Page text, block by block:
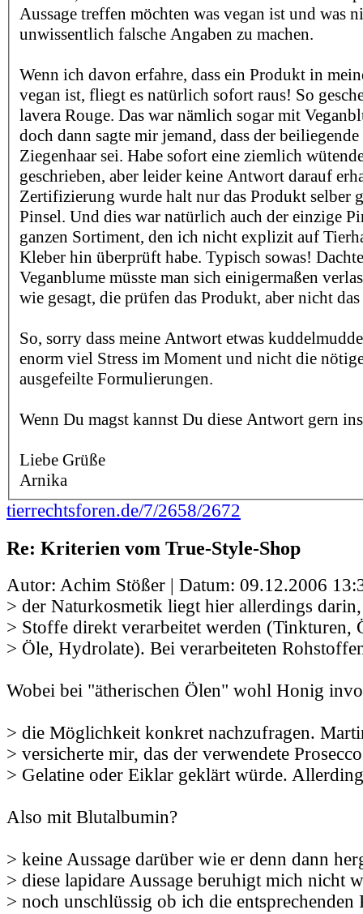
Aussage treffen möchten was vegan ist und was
unwissentlich falsche Angaben zu machen.
Wenn ich davon erfahre, dass ein Produkt in
vegan ist, fliegt es natürlich sofort raus! So
lavera Rouge. Das war nämlich sogar mit
doch dann sagte mir jemand, dass der beiliegende
Ziegenhaar sei. Habe sofort eine ziemlich
geschrieben, aber leider keine Antwort darauf
Zertifizierung wurde halt nur das Produkt selber
Pinsel. Und dies war natürlich auch der einzige
ganzen Sortiment, den ich nicht explizit auf
Kleber hin überprüft habe. Typisch sowas!
Veganblume müsste man sich einigermaßen
wie gesagt, die prüfen das Produkt, aber nicht
So, sorry dass meine Antwort etwas
enorm viel Stress im Moment und nicht die
ausgefeilte Formulierungen.
Wenn Du magst kannst Du diese Antwort gern
Liebe Grüße
Arnika
tierrechtsforen.de/7/2658/2672
Re: Kriterien vom True-Style-Shop
Autor: Achim Stößer | Datum: 09.12.2006
> der Naturkosmetik liegt hier allerdings
> Stoffe direkt verarbeitet werden (Tinkturen,
> Öle, Hydrolate). Bei verarbeiteten
Wobei bei "ätherischen Ölen" wohl Honig
> die Möglichkeit konkret nachzufragen.
> versicherte mir, das der verwendete
> Gelatine oder Eiklar geklärt würde.
Also mit Blutalbumin?
> keine Aussage darüber wie er denn dann
> diese lapidare Aussage beruhigt mich nicht
> noch unschlüssig ob ich die entsprechenden